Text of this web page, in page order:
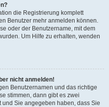
die Registrierung komplett
Benutzer mehr anmelden können.
oder der Benutzername, mit dem
Um Hilfe zu erhalten, wenden
nicht anmelden!
Benutzernamen und das richtige
stimmen, dann gibt es zwei
und Sie angegeben haben, dass Sie